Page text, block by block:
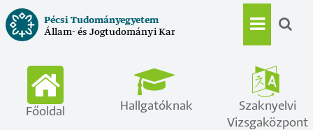
Ugrás
a
tartalomra
Pécsi Tudományegyetem
Állam- és Jogtudományi Kar
Main
Főoldal Hallgatóknak
Szaknyelvi
Vizsgaközpont